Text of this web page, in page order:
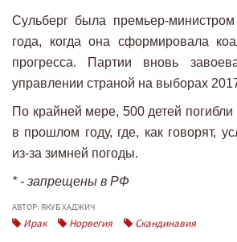
Сульберг была премьер-
года, когда она сформировала
прогресса. Партии вновь
управлении страной на выборах
По крайней мере, 500 детей
в прошлом году, где, как говорят,
из-за зимней погоды.
* - запрещены в РФ
АВТОР: ЯКУБ ХАДЖИЧ
Ирак Норвегия Скандинавия